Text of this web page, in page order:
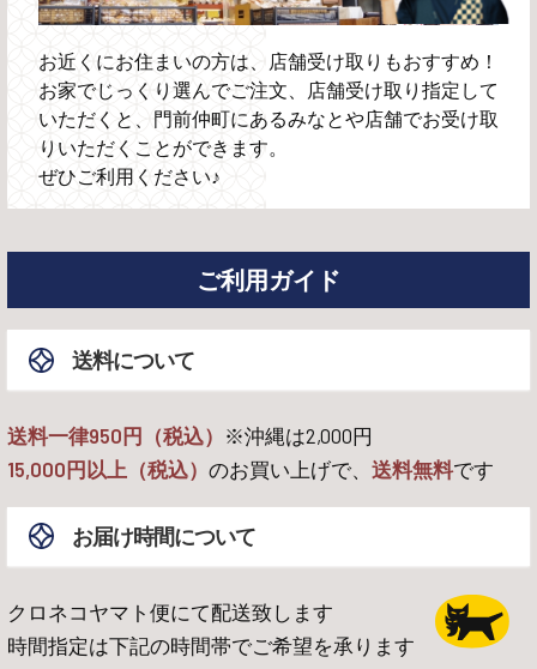
お近くにお住まいの方は、店舗受け取りもおすすめ！
お家でじっくり選んでご注文、店舗受け取り指定して
いただくと、門前仲町にあるみなとや店舗でお受け取
りいただくことができます。
ぜひご利用ください♪
ご利用ガイド
送料について
送料一律950円（税込） ※沖縄は2,000円
15,000円以上（税込） のお買い上げで、 送料無料です
お届け時間について
クロネコヤマト便にて配送致します
時間指定は下記の時間帯でご希望を承ります